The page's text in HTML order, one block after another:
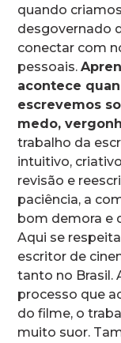
quando
desgovernado
conectar com
pessoais.
acontece
escrevemos
medo,
trabalho da
intuitivo,
revisão e
paciência, a
bom demora e
Aqui se
escritor de
tanto no Brasil.
processo que
do filme, o
muito suor.